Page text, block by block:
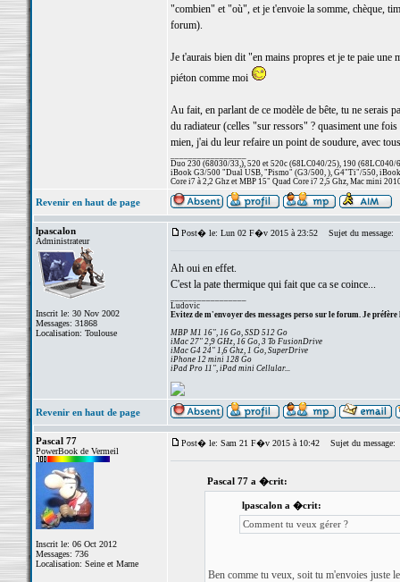
"combien" et "où", et je t'envoie la somme, chèque,
forum).
Je t'aurais bien dit "en mains propres et je te paie
piéton comme moi
Au fait, en parlant de ce modèle de bête, tu ne serais
du radiateur (celles "sur ressors" ? quasiment une
mien, j'ai du leur refaire un point de soudure, avec
Duo 230 (68030/33,), 520 et 520c (68LC040/25), 190 (68LC040/
iBook G3/500 "Dual USB, "Pismo" (G3/500, ), G4"Ti"/550,
Core i7 à 2,2 Ghz et MBP 15" Quad Core i7 2,5 Ghz, Mac mini
Revenir en haut de page
lpascalon
Administrateur
Inscrit le: 30 Nov 2002
Messages: 31868
Localisation: Toulouse
Post� le: Lun 02 F�v 2015 à 23:52 Sujet du message:
Ah oui en effet.
C'est la pate thermique qui fait que ca se coince...
Ludovic
Evitez de m'envoyer des messages perso sur le forum. Je préfère
MBP M1 16", 16 Go, SSD 512 Go
iMac 27" 2,9 GHz, 16 Go, 3 To FusionDrive
iMac G4 24" 1,6 Ghz, 1 Go, SuperDrive
iPhone 12 mini 128 Go
iPad Pro 11", iPad mini Cellular...
Revenir en haut de page
Pascal 77
PowerBook de Vermeil
Inscrit le: 06 Oct 2012
Messages: 736
Localisation: Seine et Marne
Post� le: Sam 21 F�v 2015 à 10:42 Sujet du message:
Pascal 77 a �crit:
lpascalon a �crit:
Comment tu veux gérer ?
Ben comme tu veux, soit tu m'envoies juste